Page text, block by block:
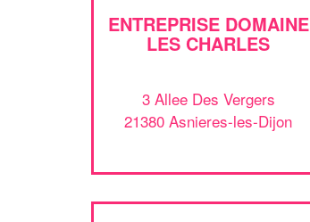
ENTREPRISE DOMAINE
LES CHARLES
3 Allee Des Vergers
21380 Asnieres-les-Dijon